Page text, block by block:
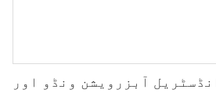
آبزرویشن ونڈو اور